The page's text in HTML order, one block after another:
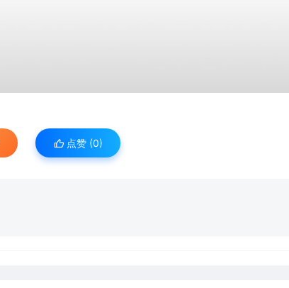
点赞 (0)